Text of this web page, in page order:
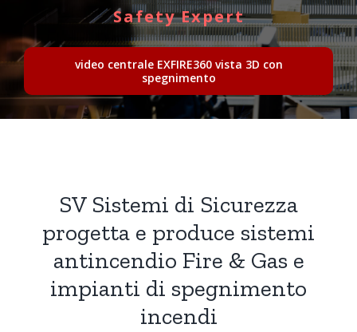
Safety Expert
video centrale EXFIRE360 vista 3D con
spegnimento
SV Sistemi di Sicurezza
progetta e produce sistemi
antincendio Fire & Gas e
impianti di spegnimento
incendi